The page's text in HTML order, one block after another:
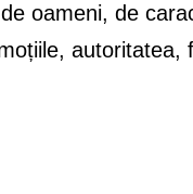
oameni, de
autoritatea,